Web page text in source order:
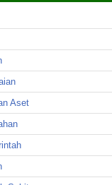
Aset